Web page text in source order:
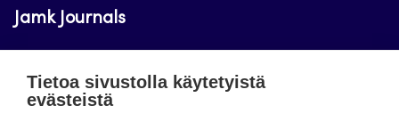
Jamk Journals
luettavissa. Verkkolehtien tarkoituksena on tukea
Tietoa sivustolla käytetyistä
evästeistä